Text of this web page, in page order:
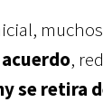
muchos
,
se retira